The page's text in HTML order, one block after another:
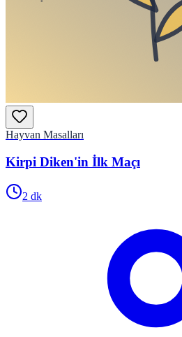
Hayvan Masalları
Kirpi Diken'in İlk Maçı
2 dk